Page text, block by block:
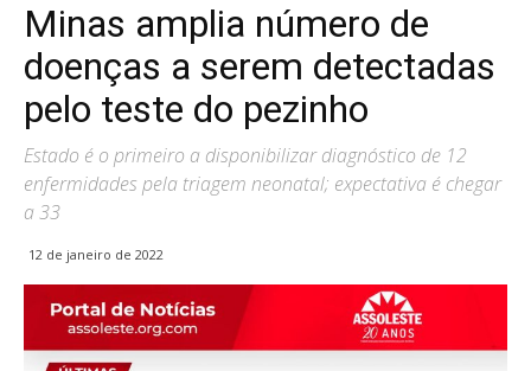
Minas amplia número de
doenças a serem detectadas
pelo teste do pezinho
Estado é o primeiro a disponibilizar diagnóstico de 12
enfermidades pela triagem neonatal; expectativa é chegar
a 33
12 de janeiro de 2022